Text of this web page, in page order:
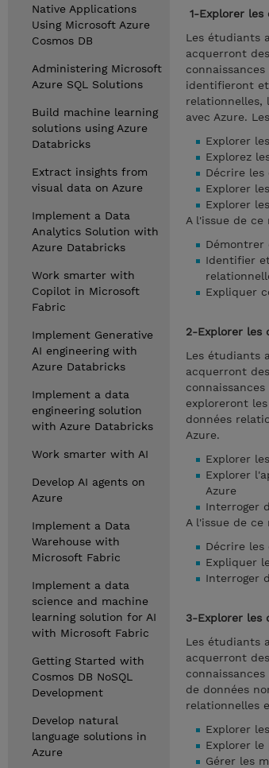
Native Applications
Using Microsoft Azure
Cosmos DB
Administering Microsoft
Azure SQL Solutions
Build machine learning
solutions using Azure
Databricks
Extract insights from
visual data on Azure
Implement a Data
Analytics Solution with
Azure Databricks
Work smarter with
Copilot in Microsoft
Fabric
Implement Generative
AI engineering with
Azure Databricks
Implement a data
engineering solution
with Azure Databricks
Work smarter with AI
Develop AI agents on
Azure
Implement a Data
Warehouse with
Microsoft Fabric
Implement a data
science and machine
learning solution for AI
with Microsoft Fabric
Getting Started with
Cosmos DB NoSQL
Development
Develop natural
language solutions in
Azure
1-Explorer les
Les étudiants
acquerront
identifieront
relationnelles,
avec Azure.
Explorer
Explorez
Décrire les
Explorer
Explorer
A l'issue de
Démontrer
Identifier
Expliquer
2-Explorer les
Les étudiants
acquerront
exploreront
données
Azure.
Explorer
Explorer
Azure
Interroger
A l'issue de
Décrire les
Expliquer
Interroger
3-Explorer les
Les étudiants
acquerront
de données
relationnelles
Explorer
Explorer le
Gérer les